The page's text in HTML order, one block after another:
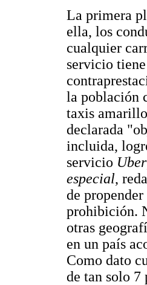
La primera
ella, los
cualquier
servicio
la población
taxis
declarada
incluida,
servicio Uber
especial,
de
prohibición.
otras
en un país
Como dato
de tan solo 7